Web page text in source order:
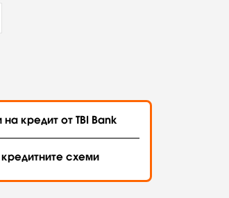
на кредит от TBI Bank
схеми